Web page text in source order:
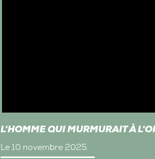
L'HOMME QUI MURMURAIT À
Le 10 novembre 2025